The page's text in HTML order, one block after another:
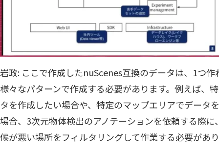
岩政: ここで作成したnuScenes互換のデータは、1つ
様々なパターンで作成する必要があります。例えば、
タを作成したい場合や、特定のマップエリアでデータ
場合、3次元物体検出のアノテーションを依頼する際
候が悪い場所をフィルタリングして作業する必要があ